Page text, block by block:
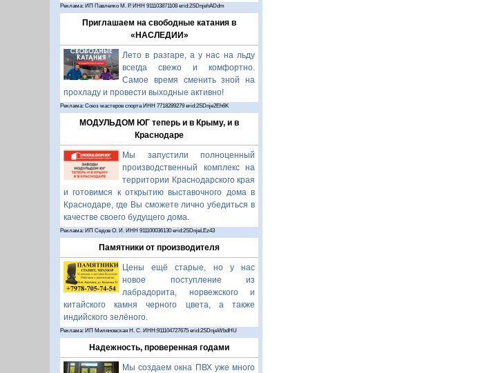
Реклама: ИП Павленко М. Р. ИНН 911103871108 erid:2SDnjehADdm
Приглашаем на свободные катания в
«НАСЛЕДИИ»
Лето в разгаре, а у нас на льду
всегда свежо и комфортно.
Самое время сменить зной на
прохладу и провести выходные активно!
Реклама: Союз мастеров спорта ИНН 7718289279 erid:2SDnje2Eh6K
МОДУЛЬДОМ ЮГ теперь и в Крыму, и в
Краснодаре
Мы запустили полноценный
производственный комплекс на
территории Краснодарского края
и готовимся к открытию выставочного дома в
Краснодаре, где Вы сможете лично убедиться в
качестве своего будущего дома.
Реклама: ИП Седов О. И. ИНН 911100036130 erid:2SDnjeLEz43
Памятники от производителя
Цены ещё старые, но у нас
новое поступление из
лабрадорита, норвежского и
китайского камня черного цвета, а также
индийского зелёного.
Реклама: ИП Миляновская Н. С. ИНН:911104727675 erid:2SDnjeWbdHU
Надежность, проверенная годами
Мы создаем окна ПВХ уже много